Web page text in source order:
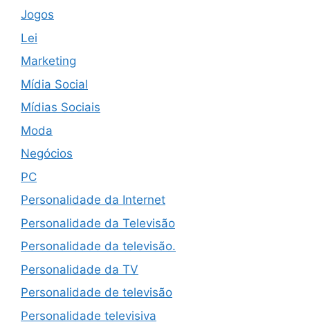
Jogos
Lei
Marketing
Mídia Social
Mídias Sociais
Moda
Negócios
PC
Personalidade da Internet
Personalidade da Televisão
Personalidade da televisão.
Personalidade da TV
Personalidade de televisão
Personalidade televisiva